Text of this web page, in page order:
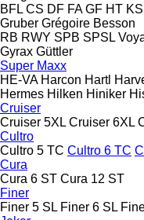
BFL CS DF FA GF HT KS
Gruber Grégoire Besson
RB RWY SPB SPSL
Gyrax Güttler
Super Maxx
HE-VA Harcon Hartl
Hermes Hilken Hiniker
Cruiser
Cruiser 5XL Cruiser 6XL
Cultro
Cultro 5 TC Cultro 6 TC
Cura
Cura 6 ST Cura 12 ST
Finer
Finer 5 SL Finer 6 SL